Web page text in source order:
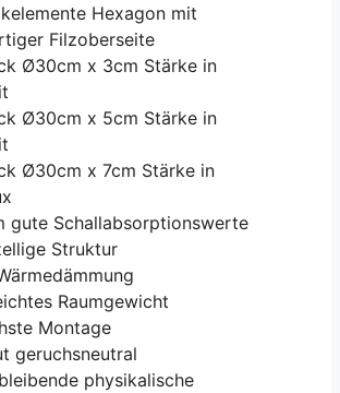
Hexagon mit
Filzoberseite
Ø30cm x 3cm Stärke in
Ø30cm x 5cm Stärke in
Ø30cm x 7cm Stärke in
gute Schallabsorptionswerte
Struktur
Raumgewicht
Montage
geruchsneutral
physikalische